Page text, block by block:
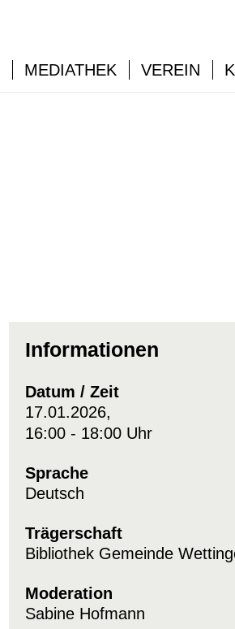
MEDIATHEK VEREIN
Informationen
Datum / Zeit
17.01.2026,
16:00 - 18:00 Uhr
Sprache
Deutsch
Trägerschaft
Bibliothek Gemeinde
Moderation
Sabine Hofmann